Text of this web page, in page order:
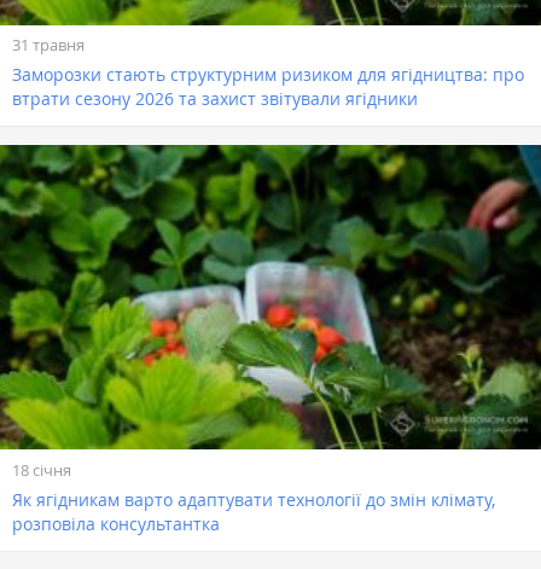
31 травня
Заморозки стають структурним ризиком для ягідництва: про
втрати сезону 2026 та захист звітували ягідники
18 січня
Як ягідникам варто адаптувати технології до змін клімату,
розповіла консультантка